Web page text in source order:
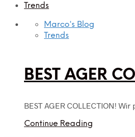
Trends
Marco's Blog
Trends
BEST AGER
BEST AGER COLLECTION!
Continue Reading